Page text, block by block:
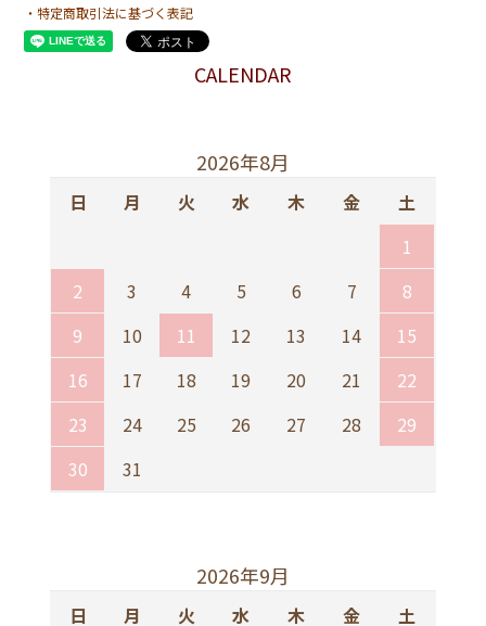
・特定商取引法に基づく表記
CALENDAR
2026年8月
日 月 火 水 木 金
土
1
2
3 4 5 6 7
8
9
10 11 12 13 14
15
16
17 18 19 20 21
22
23
24 25 26 27 28
29
30
31
2026年9月
日 月 火 水 木 金
土